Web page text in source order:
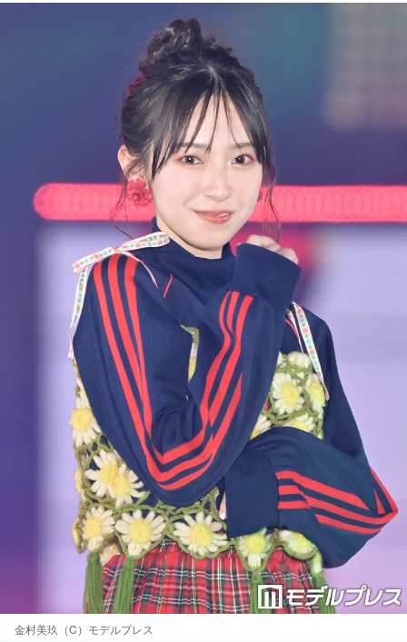
金村美玖（C）モデルプレス